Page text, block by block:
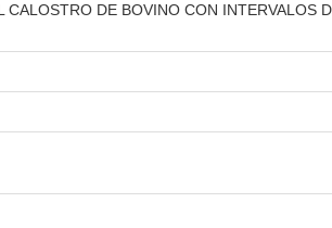
DE BOVINO CON INTERVALOS